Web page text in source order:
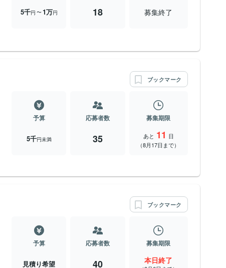
5千円 〜1万円 18 募集終了
ブックマーク
予算
5千円未満
応募者数
35
募集期限
あと 11 日
（8月17日まで）
ブックマーク
予算
見積り希望
応募者数
40
募集期限
本日終了